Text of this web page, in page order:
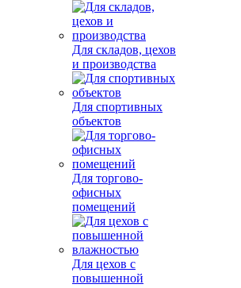
Для складов, цехов
и производства
Для спортивных
объектов
Для торгово-
офисных
помещений
Для цехов с
повышенной